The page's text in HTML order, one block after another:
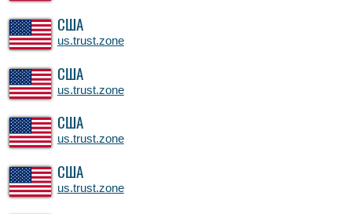
США
us.trust.zone
США
us.trust.zone
США
us.trust.zone
США
us.trust.zone